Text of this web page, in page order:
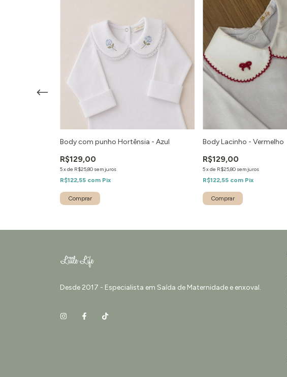
Body com punho Hortênsia - Azul
R$129,00
5xde R$25,80 sem juros
R$122,55 com Pix
Body Lacinho - Vermelho
R$129,00
5xde R$25,80 sem juros
R$122,55 com Pix
Desde 2017 - Especialista em Saída de Maternidade e enxoval.